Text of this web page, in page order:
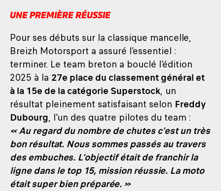
UNE PREMIÈRE RÉUSSIE
Pour ses débuts sur la classique mancelle,
Breizh Motorsport a assuré l’essentiel :
terminer. Le team breton a bouclé l’édition
2025 à la 27e place du classement général et
à la 15e de la catégorie Superstock, un
résultat pleinement satisfaisant selon Freddy
Dubourg, l’un des quatre pilotes du team :
« Au regard du nombre de chutes c’est un très
bon résultat. Nous sommes passés au travers
des embuches. L’objectif était de franchir la
ligne dans le top 15, mission réussie. La moto
était super bien préparée. »